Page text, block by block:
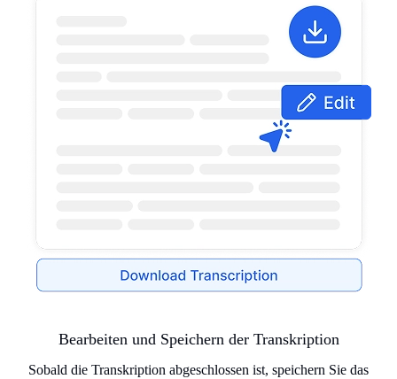
Bearbeiten und Speichern der Transkription
Sobald die Transkription abgeschlossen ist, speichern Sie das